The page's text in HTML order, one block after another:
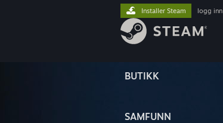
BUTIKK
SAMFUNN
Installer Steam logg inn